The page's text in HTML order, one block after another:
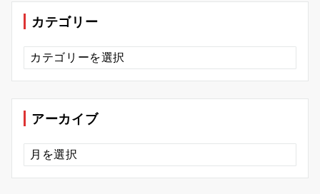
カテゴリー
カ
テ
ゴ
ー
アーカイブ
ア
ー
カ